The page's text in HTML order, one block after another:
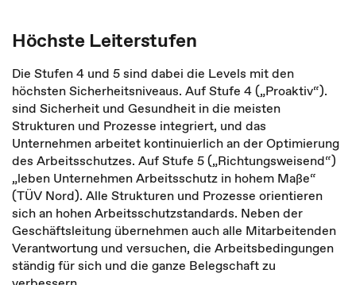
Höchste Leiterstufen
Die Stufen 4 und 5 sind dabei die Levels mit den
höchsten Sicherheitsniveaus. Auf Stufe 4 („Proaktiv“).
sind Sicherheit und Gesundheit in die meisten
Strukturen und Prozesse integriert, und das
Unternehmen arbeitet kontinuierlich an der Optimierung
des Arbeitsschutzes. Auf Stufe 5 („Richtungsweisend“)
„leben Unternehmen Arbeitsschutz in hohem Maße“
(TÜV Nord). Alle Strukturen und Prozesse orientieren
sich an hohen Arbeitsschutzstandards. Neben der
Geschäftsleitung übernehmen auch alle Mitarbeitenden
Verantwortung und versuchen, die Arbeitsbedingungen
ständig für sich und die ganze Belegschaft zu